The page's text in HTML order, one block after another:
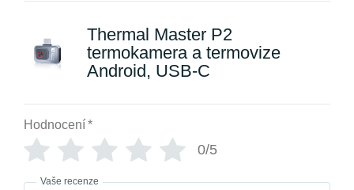
Thermal Master P2
termokamera a termovize
Android, USB-C
Hodnocení*
0/5
Vaše recenze